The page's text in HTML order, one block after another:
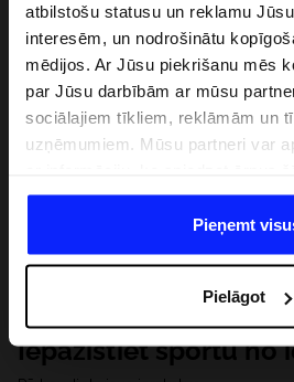
atbilstošu statusu un reklamu
interesēm, un nodrošinātu
mēdijos. Ar Jūsu piekrišanu mēs
par Jūsu darbībām ar mūsu
sociālajiem tīkliem, reklāmām un
uzņēmumiem. Mūsu partneri var
datiem, ko viņi iegūst, izmantojot
Jūsu atļauju, mēs varam pārsūtīt
saviem partneriem, lai uzlabotu
saturu un uzlabotu mūsu partneru
( piem. socialos tīklus). Detalizētu
mūsu Privātuma politikā un
Pieņemt
Pielāgot
Iepazīstiet sportu no